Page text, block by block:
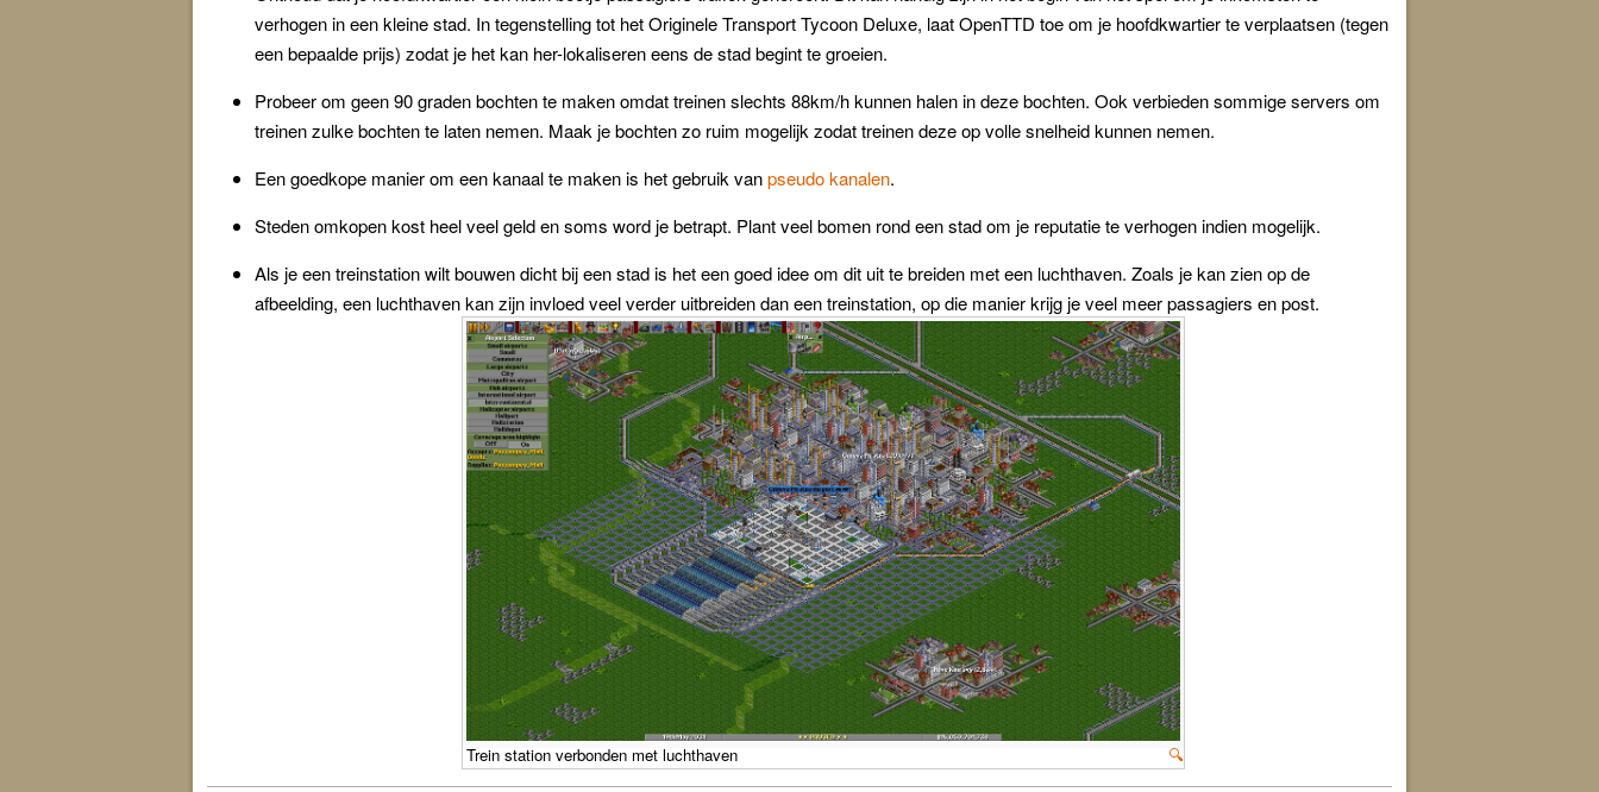
verhogen in een kleine stad. In tegenstelling tot het Originele Transport Tycoon Deluxe, laat OpenTTD toe om je hoofdkwartier te verplaatsen (tegen
een bepaalde prijs) zodat je het kan her-lokaliseren eens de stad begint te groeien.
Probeer om geen 90 graden bochten te maken omdat treinen slechts 88km/h kunnen halen in deze bochten. Ook verbieden sommige servers om
treinen zulke bochten te laten nemen. Maak je bochten zo ruim mogelijk zodat treinen deze op volle snelheid kunnen nemen.
Een goedkope manier om een kanaal te maken is het gebruik vanpseudo kanalen.
Steden omkopen kost heel veel geld en soms word je betrapt. Plant veel bomen rond een stad om je reputatie te verhogen indien mogelijk.
Als je een treinstation wilt bouwen dicht bij een stad is het een goed idee om dit uit te breiden met een luchthaven. Zoals je kan zien op de
afbeelding, een luchthaven kan zijn invloed veel verder uitbreiden dan een treinstation, op die manier krijg je veel meer passagiers en post.
🔍
Trein station verbonden met luchthaven